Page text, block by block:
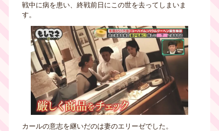
戦中に病を患い、終戦前日にこの世を去ってしまいま
す。
カールの意志を継いだのは妻のエリーゼでした。